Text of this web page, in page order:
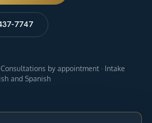
7747
by appointment · Intake
and Spanish